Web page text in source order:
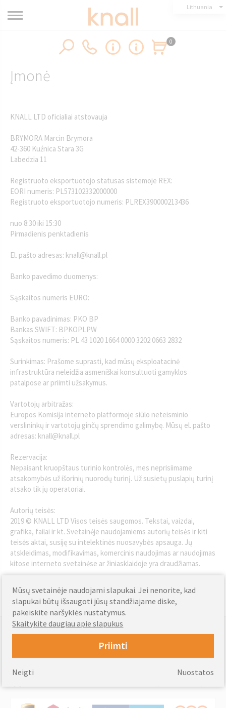
Lithuania
0
Įmonė
KNALL LTD oficialiai atstovauja
BRYMORA Marcin Brymora
42-360 Kuźnica Stara 3G
Labedzia 11
Registruoto eksportuotojo statusas sistemoje REX:
EORI numeris: PL573102332000000
Registruoto eksportuotojo numeris: PLREX390000213436
nuo 8:30 iki 15:30
Pirmadienis penktadienis
El. pašto adresas: knall@knall.pl
Banko pavedimo duomenys:
Sąskaitos numeris EURO:
Banko pavadinimas: PKO BP
Bankas SWIFT: BPKOPLPW
Sąskaitos numeris: PL 43 1020 1664 0000 3202 0663 2832
Surinkimas: Prašome suprasti, kad mūsų eksploatacinė
infrastruktūra neleidžia asmeniškai konsultuoti gamyklos
patalpose ar priimti užsakymus.
Vartotojų arbitražas:
Europos Komisija interneto platformoje siūlo neteisminio
verslininkų ir vartotojų ginčų sprendimo galimybę. Mūsų el. pašto
adresas: knall@knall.pl
Rezervacija:
Nepaisant kruopštaus turinio kontrolės, mes neprisiimame
atsakomybės už išorinių nuorodų turinį. Už susietų puslapių turinį
atsako tik jų operatoriai.
Autorių teisės:
2019 © KNALL LTD Visos teisės saugomos. Tekstai, vaizdai,
grafika, failai ir kt. Svetainėje naudojamiems autorių teisės ir kiti
teisės aktai, susiję su intelektinės nuosavybės apsauga. Jų
atskleidimas, modifikavimas, komercinis naudojimas ar naudojimas
kitose interneto svetainėse ar žiniasklaidoje yra draudžiamas.
„Shutterstock“, „Open Icon Library“, „Fotolia“, „iStock Photo“.
Palaikomi mokėjimai
Mūsų svetainėje naudojami slapukai. Jei nenorite, kad
slapukai būtų išsaugoti jūsų standžiajame diske,
pakeiskite naršyklės nustatymus.
Skaitykite daugiau apie slapukus
Priimti
Nuostatos
Neigti